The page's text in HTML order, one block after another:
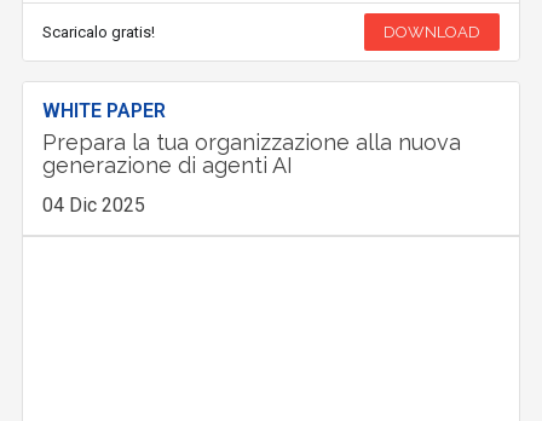
Scaricalo gratis! DOWNLOAD
WHITE PAPER
Prepara la tua organizzazione alla nuova
generazione di agenti AI
04 Dic 2025